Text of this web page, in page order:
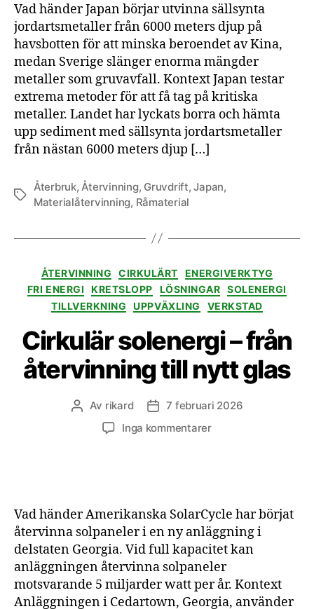
alternativen
är
för
dyra
Vad händer Japan börjar utvinna sällsynta
jordartsmetaller från 6000 meters djup på
havsbotten för att minska beroendet av Kina,
medan Sverige slänger enorma mängder
metaller som gruvavfall. Kontext Japan testar
extrema metoder för att få tag på kritiska
metaller. Landet har lyckats borra och hämta
upp sediment med sällsynta jordartsmetaller
från nästan 6000 meters djup […]
Etiketter
Återbruk, Återvinning, Gruvdrift,Japan,
Materialåtervinning, Råmaterial
Kategorier
ÅTERVINNING CIRKULÄRT
ENERGIVERKTYG
FRI ENERGI
KRETSLOPP LÖSNINGAR
SOLENERGI
TILLVERKNING
UPPVÄXLING VERKSTAD
Cirkulär solenergi – från
återvinning till nytt glas
Inläggsförfattare
Av rikard Inläggsdatum
7 februari 2026
Inga kommentarertill
till
nytt
glas
Vad händer Amerikanska SolarCycle har börjat
återvinna solpaneler i en ny anläggning i
delstaten Georgia. Vid full kapacitet kan
anläggningen återvinna solpaneler
motsvarande 5 miljarder watt per år. Kontext
Anläggningen i Cedartown, Georgia, använder